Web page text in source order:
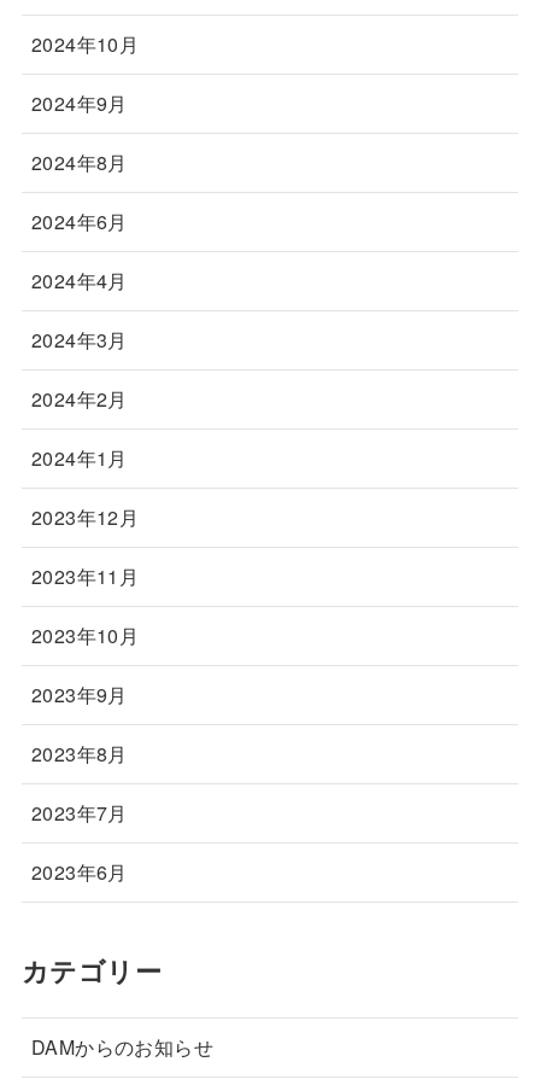
2024年10月
2024年9月
2024年8月
2024年6月
2024年4月
2024年3月
2024年2月
2024年1月
2023年12月
2023年11月
2023年10月
2023年9月
2023年8月
2023年7月
2023年6月
カテゴリー
DAMからのお知らせ